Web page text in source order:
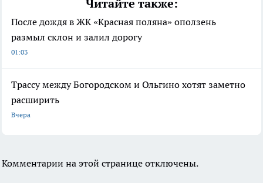
Читайте также:
После дождя в ЖК «Красная поляна» оползень
размыл склон и залил дорогу
01:03
Трассу между Богородском и Ольгино хотят заметно
расширить
Вчера
Комментарии на этой странице отключены.